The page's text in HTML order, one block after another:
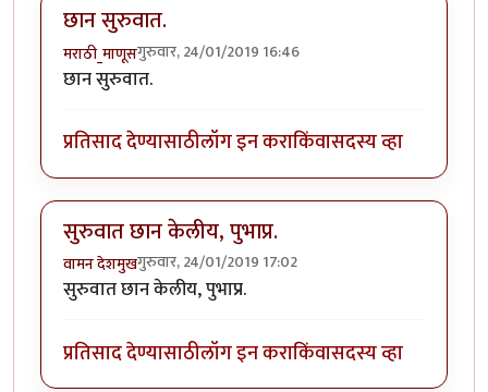
छान सुरुवात.
मराठी_माणूसगुरुवार, 24/01/2019 16:46
छान सुरुवात.
प्रतिसाद देण्यासाठीलॉग इन कराकिंवासदस्य व्हा
सुरुवात छान केलीय, पुभाप्र.
वामन देशमुखगुरुवार, 24/01/2019 17:02
सुरुवात छान केलीय, पुभाप्र.
प्रतिसाद देण्यासाठीलॉग इन कराकिंवासदस्य व्हा